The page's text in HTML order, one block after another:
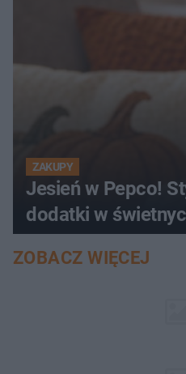
ZAKUPY
Jesień w Pepco!
dodatki w
ZOBACZ WIĘCEJ